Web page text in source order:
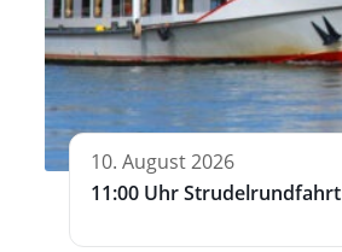
10. August 2026
11:00 Uhr Strudelrundfahrt